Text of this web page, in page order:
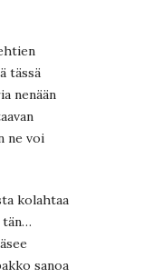
tässä
nenään
ne voi
kolahtaa
tän…
sanoa